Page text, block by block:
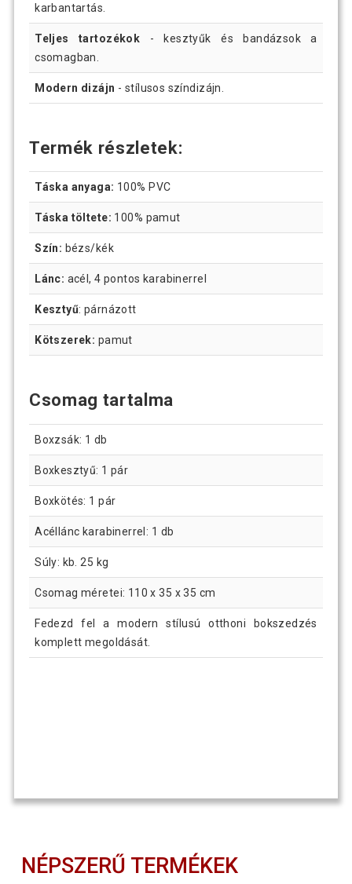
karbantartás.
Teljes tartozékok - kesztyűk és bandázsok a
csomagban.
Modern dizájn - stílusos színdizájn.
Termék részletek:
Táska anyaga: 100% PVC
Táska töltete: 100% pamut
Szín: bézs/kék
Lánc: acél, 4 pontos karabinerrel
Kesztyű: párnázott
Kötszerek: pamut
Csomag tartalma
Boxzsák: 1 db
Boxkesztyű: 1 pár
Boxkötés: 1 pár
Acéllánc karabinerrel: 1 db
Súly: kb. 25 kg
Csomag méretei: 110 x 35 x 35 cm
Fedezd fel a modern stílusú otthoni bokszedzés
komplett megoldását.
NÉPSZERŰ TERMÉKEK